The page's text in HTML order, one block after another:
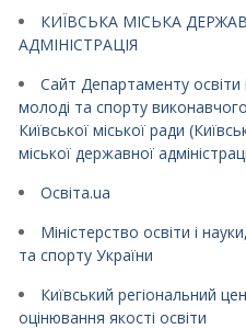
КИЇВСЬКА МІСЬКА
АДМІНІСТРАЦІЯ
Сайт Департаменту освіти
молоді та спорту
Київської міської ради
міської державної
Освіта.ua
Міністерство освіти і
та спорту України
Київський регіональний
оцінювання якості освіти